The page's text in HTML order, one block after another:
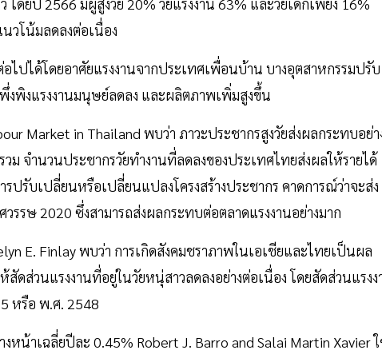
ดยปี 2566 มีผู้สูงวัย 20% วัยแรงงาน 63% และวัยเด็กเพียง 16%
วโน้มลดลงต่อเนื่อง
ไปได้โดยอาศัยแรงงานจากประเทศเพื่อนบ้าน บางอุตสาหกรรมปรับ
งพิงแรงงานมนุษย์ลดลง และผลิตภาพเพิ่มสูงขึ้น
Market in Thailand พบว่า ภาวะประชากรสูงวัยส่งผลกระทบอย่า
จำนวนประชากรวัยทำงานที่ลดลงของประเทศไทยส่งผลให้รายได้
ปรับเปลี่ยนหรือเปลี่ยนแปลงโครงสร้างประชากร คาดการณ์ว่าจะส่ง
รรษ 2020 ซึ่งสามารถส่งผลกระทบต่อตลาดแรงงานอย่างมาก
E. Finlay พบว่า การเกิดสังคมชราภาพในเอเชียและไทยเป็นผล
สัดส่วนแรงงานที่อยู่ในวัยหนุ่สาวลดลงอย่างต่อเนื่อง โดยสัดส่วนแรงง
หรือ พ.ศ. 2548
หน้าเฉลี่ยปีละ 0.45% Robert J. Barro and Salai Martin Xavier